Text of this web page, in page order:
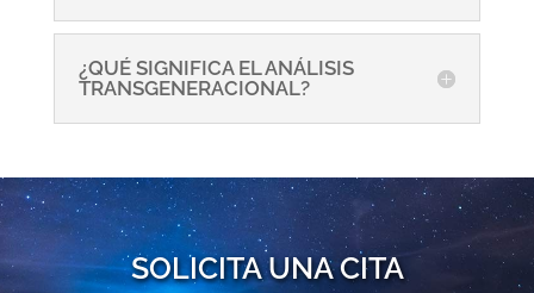
¿QUÉ SIGNIFICA EL ANÁLISIS
TRANSGENERACIONAL?
SOLICITA UNA CITA